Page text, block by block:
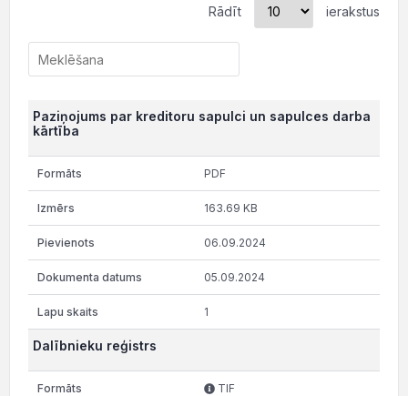
Rādīt ierakstus
Paziņojums par kreditoru sapulci un sapulces darba
kārtība
PDF
163.69 KB
06.09.2024
05.09.2024
1
Dalībnieku reģistrs
TIF